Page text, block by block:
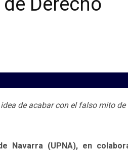
de acabar con el falso mito
Navarra (UPNA), en